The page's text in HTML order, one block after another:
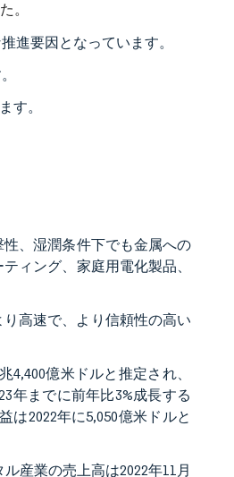
。
進要因となっています。
す。
、湿潤条件下でも金属への
ィング、家庭用電化製品、
高速で、より信頼性の高い
億米ドルと推定され、
年までに前年比3%成長する
2022年に5,050億米ドルと
産業の売上高は2022年11月